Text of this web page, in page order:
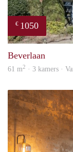
€ 1050
Beverlaan
61 m2 · 3 kamers ·